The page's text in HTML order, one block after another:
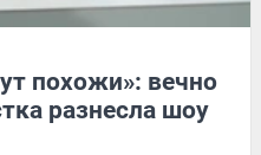
похожи»: вечно
разнесла шоу